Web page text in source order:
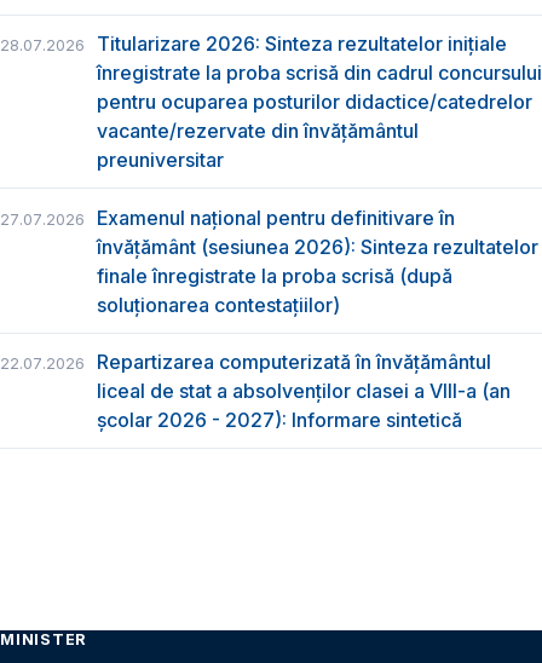
28.07.2026
Titularizare 2026: Sinteza rezultatelor inițiale
înregistrate la proba scrisă din cadrul concursului
pentru ocuparea posturilor didactice/catedrelor
vacante/rezervate din învăţământul
preuniversitar
27.07.2026
Examenul național pentru definitivare în
învățământ (sesiunea 2026): Sinteza rezultatelor
finale înregistrate la proba scrisă (după
soluționarea contestațiilor)
22.07.2026
Repartizarea computerizată în învăţământul
liceal de stat a absolvenţilor clasei a VIII-a (an
școlar 2026 - 2027): Informare sintetică
MINISTER